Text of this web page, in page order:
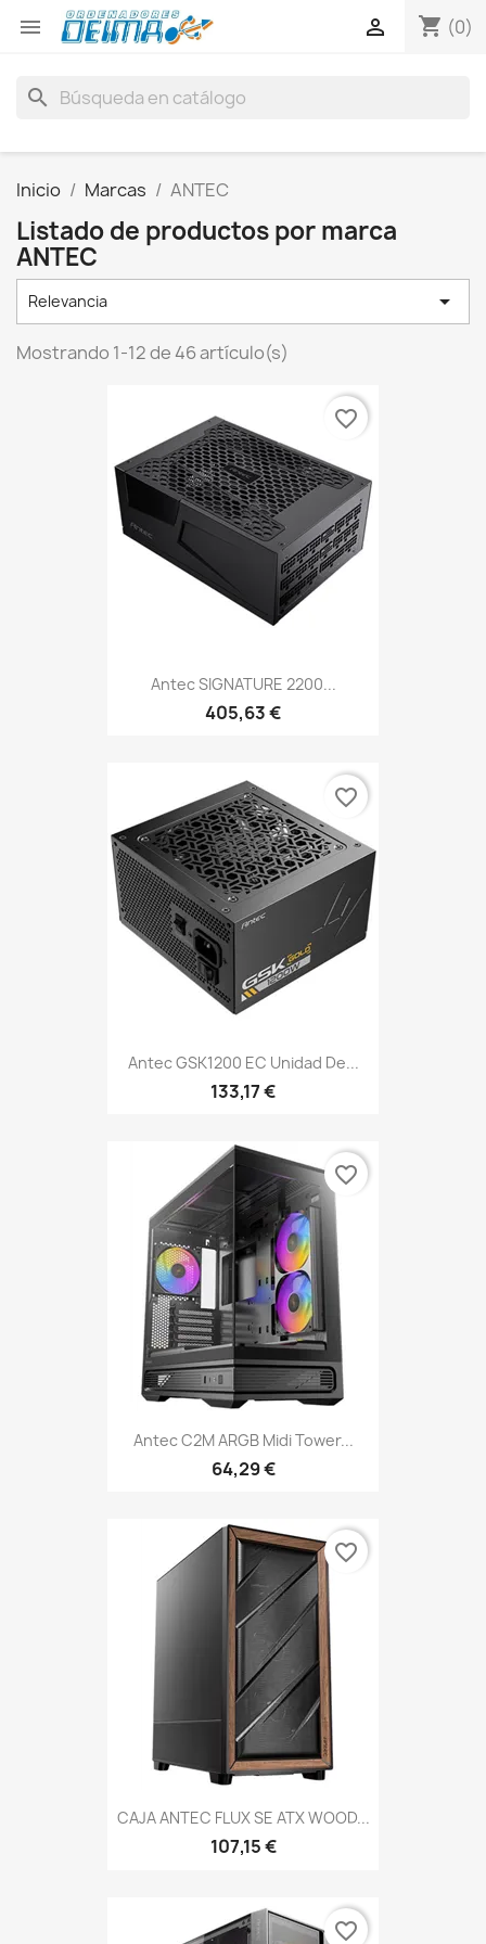
 shopping_cart (0)

search
Inicio Marcas ANTEC
Listado de productos por marca
ANTEC
Relevancia 
Mostrando 1-12 de 46 artículo(s)
Antec SIGNATURE 2200...
405,63 €
favorite_border
Antec GSK1200 EC Unidad De...
133,17 €
favorite_border
Antec C2M ARGB Midi Tower...
64,29 €
favorite_border
CAJA ANTEC FLUX SE ATX WOOD...
107,15 €
favorite_border
favorite_border